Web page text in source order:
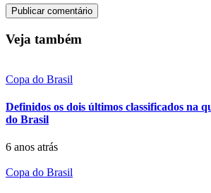
Veja também
Copa do Brasil
Definidos os dois últimos classificados na
do Brasil
6 anos atrás
Copa do Brasil